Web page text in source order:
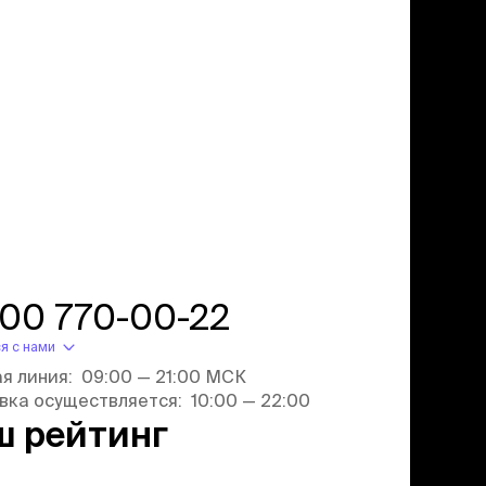
770-00-22
с нами
линия: 09:00 — 21:00 МСК
осуществляется: 10:00 — 22:00
рейтинг